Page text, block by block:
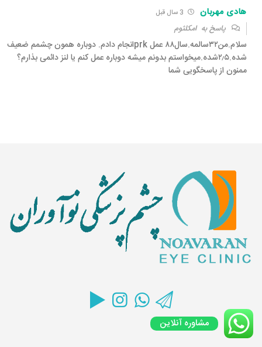
هادی مهربان
پاسخ بهامکلثوم
سلام.من۳۲سالمه.سال۸۸ عمل prkانجام دادم. دوباره همون چشمم ضعیف
شده.۲٫۵شده.میخواستم بدونم میشه دوباره عمل کنم یا لنز دائمی بذارم؟
ممنون از پاسخگویی شما
مشاوره آنلاین